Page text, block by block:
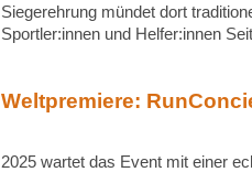
Siegerehrung mündet dort
Sportler:innen und Helfer:innen
Weltpremiere:
2025 wartet das Event mit einer